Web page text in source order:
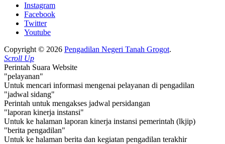
Instagram
Facebook
Twitter
Youtube
Copyright © 2026 Pengadilan Negeri Tanah Grogot.
Scroll Up
Perintah Suara Website
"pelayanan"
Untuk mencari informasi mengenai pelayanan di pengadilan
"jadwal sidang"
Perintah untuk mengakses jadwal persidangan
"laporan kinerja instansi"
Untuk ke halaman laporan kinerja instansi pemerintah (lkjip)
"berita pengadilan"
Untuk ke halaman berita dan kegiatan pengadilan terakhir